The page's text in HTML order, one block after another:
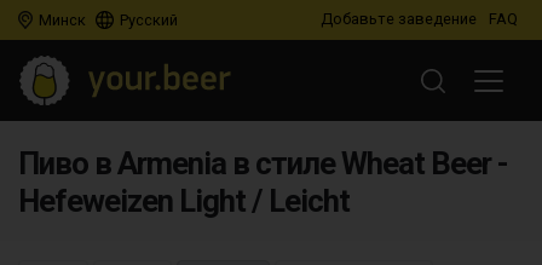
Минск Русский Добавьте заведение FAQ
Пиво в Armenia в стиле Wheat Beer -
Hefeweizen Light / Leicht